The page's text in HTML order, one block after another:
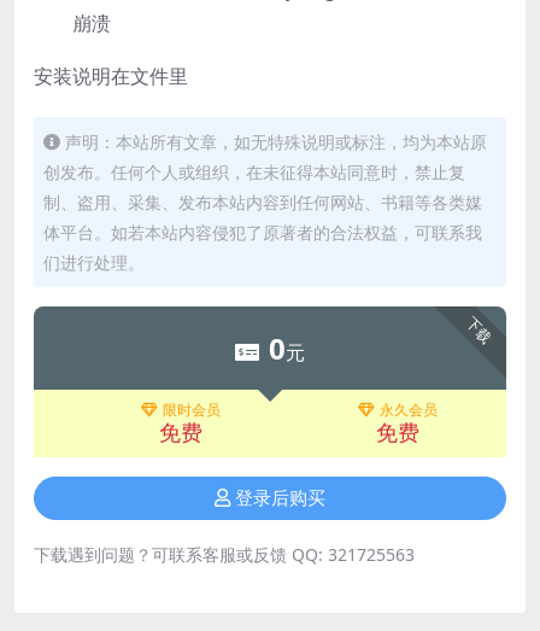
崩溃
安装说明在文件里
声明：本站所有文章，如无特殊说明或标注，均为本站原
创发布。任何个人或组织，在未征得本站同意时，禁止复
制、盗用、采集、发布本站内容到任何网站、书籍等各类媒
体平台。如若本站内容侵犯了原著者的合法权益，可联系我
们进行处理。
下载
0元
限时会员
免费
永久会员
免费
登录后购买
下载遇到问题？可联系客服或反馈 QQ: 321725563